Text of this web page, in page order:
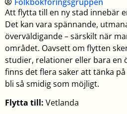
Att flytta till en ny stad innebär
Det kan vara spännande,
överväldigande – särskilt när
området. Oavsett om flytten
studier, relationer eller bara en
finns det flera saker att tänka
bli så smidig som möjligt.
Flytta till: Vetlanda